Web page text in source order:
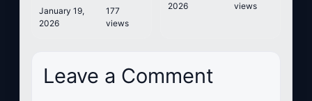
Mau Mati Katanya 15
Menit
January 19,
2026
177
views
2026
views
Leave a Comment